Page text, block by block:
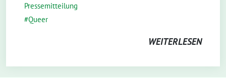
Pressemitteilung
Queer
WEITERLESEN